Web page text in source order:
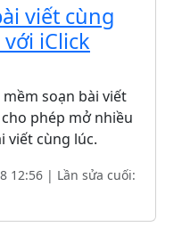
viết cùng
iClick
soạn bài viết
phép mở nhiều
viết cùng lúc.
12:56 | Lần sửa cuối: